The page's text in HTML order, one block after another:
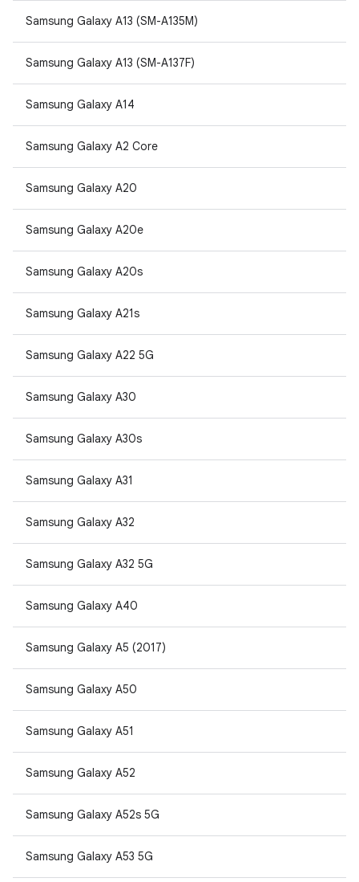
Samsung Galaxy A13 (SM-A135M)
Samsung Galaxy A13 (SM-A137F)
Samsung Galaxy A14
Samsung Galaxy A2 Core
Samsung Galaxy A20
Samsung Galaxy A20e
Samsung Galaxy A20s
Samsung Galaxy A21s
Samsung Galaxy A22 5G
Samsung Galaxy A30
Samsung Galaxy A30s
Samsung Galaxy A31
Samsung Galaxy A32
Samsung Galaxy A32 5G
Samsung Galaxy A40
Samsung Galaxy A5 (2017)
Samsung Galaxy A50
Samsung Galaxy A51
Samsung Galaxy A52
Samsung Galaxy A52s 5G
Samsung Galaxy A53 5G